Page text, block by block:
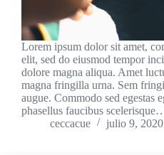
Lorem ipsum dolor sit amet,
elit, sed do eiusmod tempor
dolore magna aliqua. Amet
magna fringilla urna. Sem
augue. Commodo sed egestas
phasellus faucibus
ceccacue
julio 9, 2020